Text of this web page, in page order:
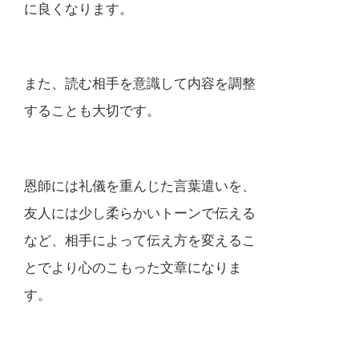
に良くなります。
また、読む相手を意識して内容を調整
することも大切です。
恩師には礼儀を重んじた言葉遣いを、
友人には少し柔らかいトーンで伝える
など、相手によって伝え方を変えるこ
とでより心のこもった文章になりま
す。